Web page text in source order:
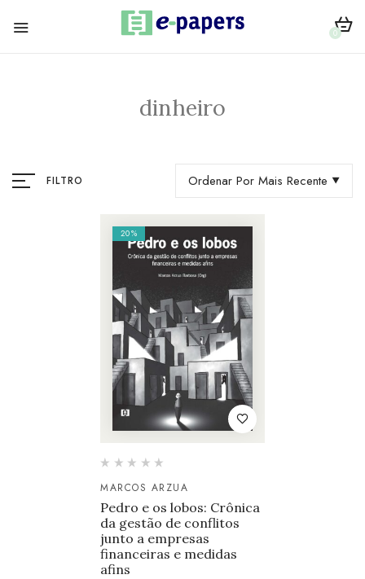
0
dinheiro
FILTRO Ordenar Por Mais Recente
20%
MARCOS ARZUA
Pedro e os lobos: Crônica
da gestão de conflitos
junto a empresas
financeiras e medidas
afins